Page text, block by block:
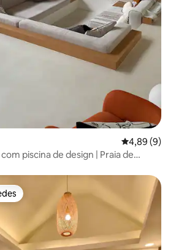
4,89 de uma
4,89 (9)
piscina de design | Praia de